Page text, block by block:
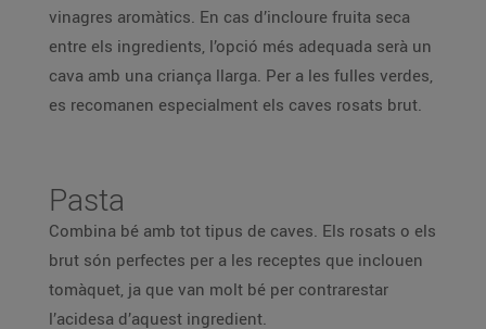
vinagres aromàtics. En cas d’incloure fruita seca
entre els ingredients, l’opció més adequada serà un
cava amb una criança llarga. Per a les fulles verdes,
es recomanen especialment els caves rosats brut.
Pasta
Combina bé amb tot tipus de caves. Els rosats o els
brut són perfectes per a les receptes que inclouen
tomàquet, ja que van molt bé per contrarestar
l’acidesa d’aquest ingredient.